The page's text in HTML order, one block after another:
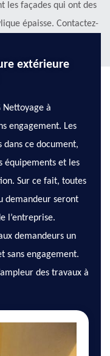
les façades qui ont des
épaisse. Contactez-
extérieure
Nettoyage à
engagement. Les
dans ce document,
équipements et les
Sur ce fait, toutes
demandeur seront
l’entreprise.
demandeurs un
sans engagement.
des travaux à